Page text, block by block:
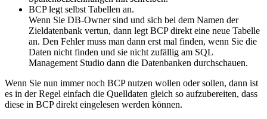
BCP legt selbst Tabellen an.
Wenn Sie DB-Owner sind und sich bei dem Namen der
Zieldatenbank vertun, dann legt BCP direkt eine neue Tabelle
an. Den Fehler muss man dann erst mal finden, wenn Sie die
Daten nicht finden und sie nicht zufällig am SQL
Management Studio dann die Datenbanken durchschauen.
Wenn Sie nun immer noch BCP nutzen wollen oder sollen, dann ist
es in der Regel einfach die Quelldaten gleich so aufzubereiten, dass
diese in BCP direkt eingelesen werden können.